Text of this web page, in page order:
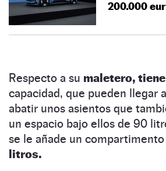
200.000
Respecto a su maletero,
capacidad, que pueden llegar
abatir unos asientos que
un espacio bajo ellos de 90
se le añade un
litros.